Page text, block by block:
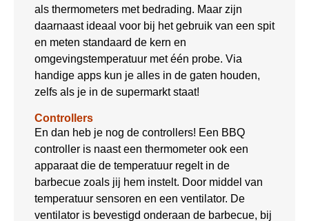
als thermometers met bedrading. Maar zijn
daarnaast ideaal voor bij het gebruik van een spit
en meten standaard de kern en
omgevingstemperatuur met één probe. Via
handige apps kun je alles in de gaten houden,
zelfs als je in de supermarkt staat!
Controllers
En dan heb je nog de controllers! Een BBQ
controller is naast een thermometer ook een
apparaat die de temperatuur regelt in de
barbecue zoals jij hem instelt. Door middel van
temperatuur sensoren en een ventilator. De
ventilator is bevestigd onderaan de barbecue, bij